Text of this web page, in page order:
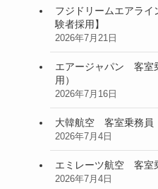
フジドリームエアラ
験者採用】
2026年7月21日
エアージャパン 客室
用）
2026年7月16日
大韓航空 客室乗務員
2026年7月4日
エミレーツ航空 客室
2026年7月4日